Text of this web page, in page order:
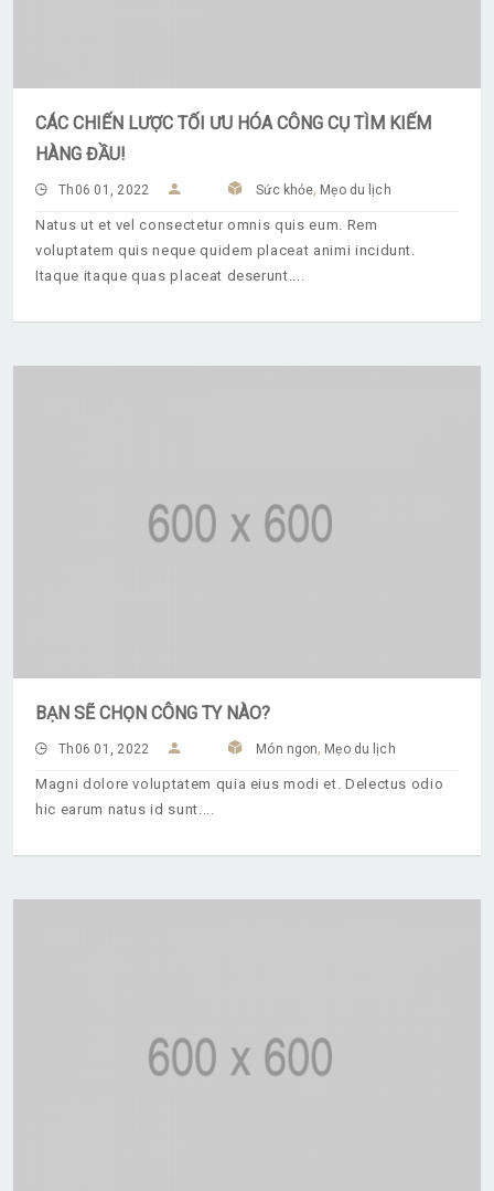
CÁC CHIẾN LƯỢC TỐI ƯU HÓA CÔNG CỤ TÌM KIẾM
HÀNG ĐẦU!
Th06 01, 2022 Sức khỏe, Mẹo du lịch
Natus ut et vel consectetur omnis quis eum. Rem
voluptatem quis neque quidem placeat animi incidunt.
Itaque itaque quas placeat deserunt.
BẠN SẼ CHỌN CÔNG TY NÀO?
Th06 01, 2022 Món ngon, Mẹo du lịch
Magni dolore voluptatem quia eius modi et. Delectus odio
hic earum natus id sunt.